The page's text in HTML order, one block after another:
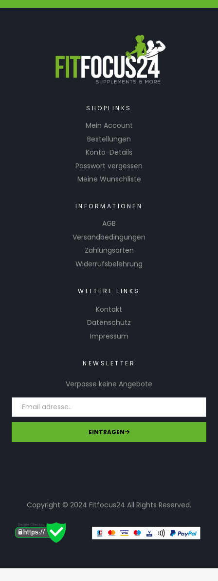
SHOPLINKS
Mein Account
Bestellungen
Konto-Details
Passwort vergessen
Meine Wunschliste
INFORMATIONEN
AGB
Versandbedingungen
Zahlungsarten
Widerrufsbelehrung
WEITERE LINKS
Kontakt
Datenschutz
Impressum
NEWSLETTER
Verpasse keine Angebote
EINTRAGEN
Copyright © 2024 Fitfocus24 All Rights Reserved.